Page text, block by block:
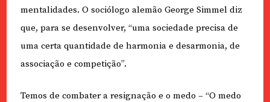
mentalidades. O sociólogo alemão George Simmel diz
que, para se desenvolver, “uma sociedade precisa de
uma certa quantidade de harmonia e desarmonia, de
associação e competição”.
Temos de combater a resignação e o medo – “O medo